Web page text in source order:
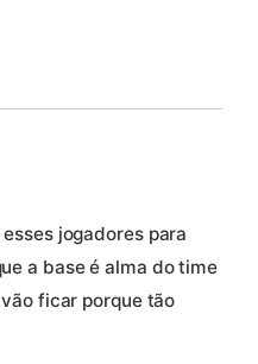
jogadores para
a base é alma do time
ficar porque tão